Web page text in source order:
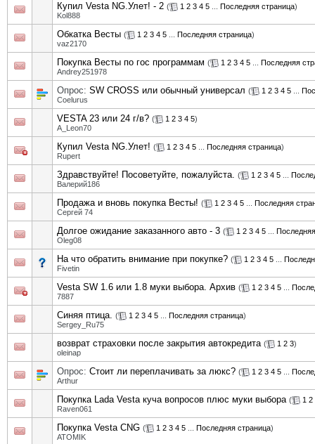
Купил Vesta NG.Улет! - 2 ( 1 2 3 4 5 Последняя страница)
Kol888
Обкатка Весты ( 1 2 3 4 5 Последняя страница)
vaz2170
Покупка Весты по гос программам ( 1 2 3 4 5
Последняя
Andrey251978
Опрос: SW CROSS или обычный универсал ( 1 2 3 4 5
Coelurus
VESTA 23 или 24 г/в? ( 1 2 3 4 5)
A_Leon70
Купил Vesta NG.Улет! ( 1 2 3 4 5 Последняя страница)
Rupert
Здравствуйте! Посоветуйте, пожалуйста. ( 1 2 3 4 5
Валерий186
Продажа и вновь покупка Весты! ( 1 2 3 4 5
Последняя
Сергей 74
Долгое ожидание заказанного авто - 3 ( 1 2 3 4 5
Oleg08
На что обратить внимание при покупке? ( 1 2 3 4 5
Fivetin
Vesta SW 1.6 или 1.8 муки выбора. Архив ( 1 2 3 4 5
7887
Синяя птица. ( 1 2 3 4 5 Последняя страница)
Sergey_Ru75
возврат страховки после закрытия автокредита ( 1 2 3)
oleinap
Опрос: Стоит ли переплачивать за люкс? ( 1 2 3 4 5
Arthur
Покупка Lada Vesta куча вопросов плюс муки выбора ( 1 2
Raven061
Покупка Vesta CNG ( 1 2 3 4 5 Последняя страница)
ATOMIK